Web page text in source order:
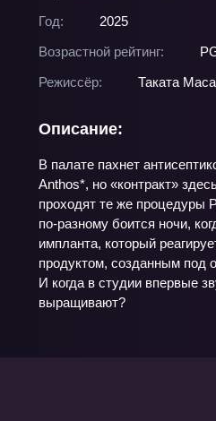
Год:
2025
Возрастной рейтинг:
Режиссёр:
Таката
Описание:
В палате пахнет
Anthos*, но «контракт»
проходят те же процедуры
по‑разному боится ночи,
импланта, который
продуктом, созданным под
И когда в студии впервые
выращивают?